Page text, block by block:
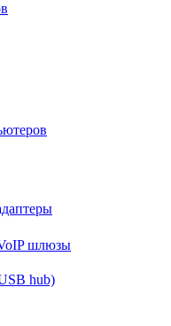
шлюзы
hub)